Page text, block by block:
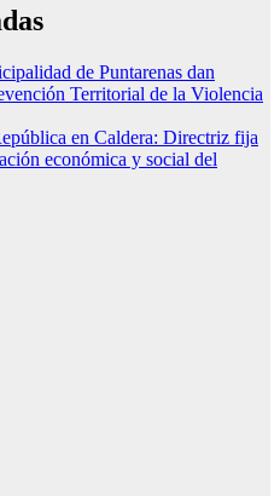
de Puntarenas dan
Territorial de la Violencia
en Caldera: Directriz fija
económica y social del